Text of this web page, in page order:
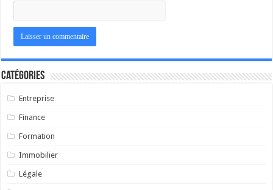
Catégories
Entreprise
Finance
Formation
Immobilier
Légale